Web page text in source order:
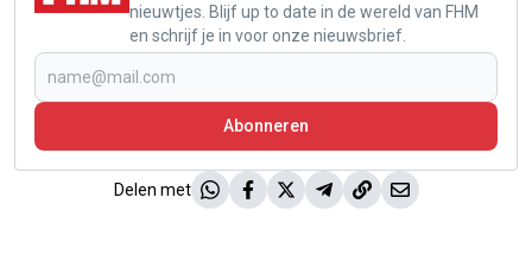
nieuwtjes. Blijf up to date in de wereld van FHM
en schrijf je in voor onze nieuwsbrief.
Abonneren
Delen met